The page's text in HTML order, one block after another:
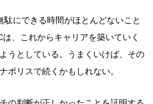
にできる時間がほとんどないこと
、これからキャリアを築いていく
うとしている。うまくいけば、その
ポリスで続くかもしれない。